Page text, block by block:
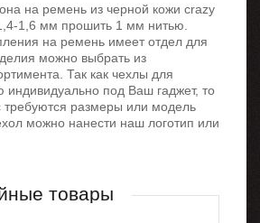
на ремень из черной кожи crazy
1,6 мм прошить 1 мм нитью.
на ремень имеет отдел для
можно выбрать из
Так как чехлы для
под Ваш гаджет, то
требуются размеры или модель
можно нанести наш логотип или
товары